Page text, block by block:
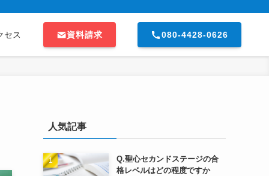
セス 資料請求 080-4428-0626
人気記事
Q.聖心セカンドステージの合
格レベルはどの程度ですか